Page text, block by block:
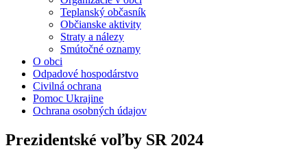
Teplanský občasník
Občianske aktivity
Straty a nálezy
Smútočné oznamy
O obci
Odpadové hospodárstvo
Civilná ochrana
Pomoc Ukrajine
Ochrana osobných údajov
Prezidentské voľby SR 2024